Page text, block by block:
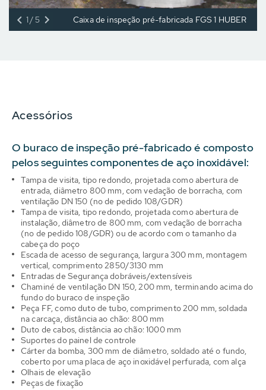
Caixa de inspeção pré-fabricada FGS 1 HUBER
1/5
Acessórios
O buraco de inspeção pré-fabricado é composto
pelos seguintes componentes de aço inoxidável:
Tampa de visita, tipo redondo, projetada como abertura de
entrada, diâmetro 800 mm, com vedação de borracha, com
ventilação DN 150 (no de pedido 108/GDR)
Tampa de visita, tipo redondo, projetada como abertura de
instalação, diâmetro de 800 mm, com vedação de borracha
(no de pedido 108/GDR) ou de acordo com o tamanho da
cabeça do poço
Escada de acesso de segurança, largura 300 mm, montagem
vertical, comprimento 2850/3130 mm
Entradas de Segurança dobráveis/extensíveis
Chaminé de ventilação DN 150, 200 mm, terminando acima do
fundo do buraco de inspeção
Peça FF, como duto de tubo, comprimento 200 mm, soldada
na carcaça, distância ao chão: 800 mm
Duto de cabos, distância ao chão: 1000 mm
Suportes do painel de controle
Cárter da bomba, 300 mm de diâmetro, soldado até o fundo,
coberto por uma placa de aço inoxidável perfurada, com alça
Olhais de elevação
Peças de fixação